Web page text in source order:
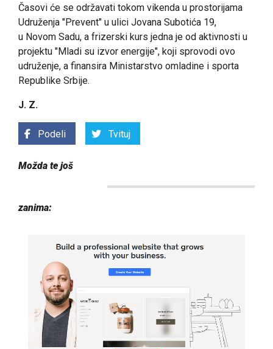
Časovi će se održavati tokom vikenda u prostorijama
Udruženja "Prevent" u ulici Jovana Subotića 19,
u Novom Sadu, a frizerski kurs jedna je od aktivnosti u
projektu "Mladi su izvor energije", koji sprovodi ovo
udruženje, a finansira Ministarstvo omladine i sporta
Republike Srbije.
J. Z.
Podeli Tvituj
Možda te još
zanima: